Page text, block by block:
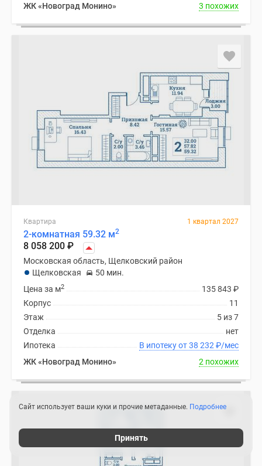
ЖК «Новоград Монино»
3 похожих
Квартира 1 квартал 2027
2-комнатная 59.32 м2
8 058 200 ₽
Московская область, Щелковский район
Щелковская
50 мин.
135 843 ₽
Цена за м2
11
Корпус
5 из 7
Этаж
нет
Отделка
В ипотеку от 38 232 ₽/мес
Ипотека
ЖК «Новоград Монино»
2 похожих
Сайт использует ваши куки и прочие метаданные. Подробнее
Принять